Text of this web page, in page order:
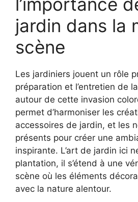
jardin dans la
scène
Les jardiniers jouent un rôle
préparation et l’entretien de
autour de cette invasion
permet d’harmoniser les
accessoires de jardin, et les
présents pour créer une
inspirante. L’art de jardin ici
plantation, il s’étend à une
scène où les éléments
avec la nature alentour.